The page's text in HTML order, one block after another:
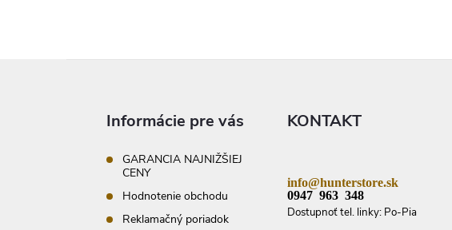
Informácie pre vás
GARANCIA NAJNIŽŠIEJ
CENY
Hodnotenie obchodu
Reklamačný poriadok
KONTAKT
info@hunterstore.sk
0947 963 348
Dostupnoť tel. linky: Po-Pia